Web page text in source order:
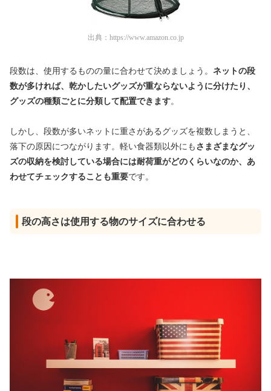
出典： https://www.amazon.co.jp
段数は、使用するものの量に合わせて決めましょう。 ネットの段
数が多ければ、乾かしたいグッズが重ならないように分けたり、
グッズの種類ごとに分類して配置できます。
しかし、段数が多いネットに重さがあるグッズを複数しまうと、
落下の原因につながります。軽い食器類以外にも さまざまなグッ
ズの収納を検討している場合には耐荷重がどのくらいなのか、あ
わせてチェックすることも重要です。
段の高さは使用する物のサイズに合わせる